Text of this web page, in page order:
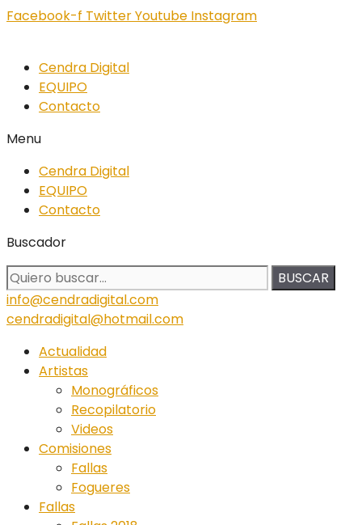
Facebook-f TwitterYoutube Instagram
Cendra Digital
EQUIPO
Contacto
Menu
Cendra Digital
EQUIPO
Contacto
Buscador
BUSCAR
info@cendradigital.com
cendradigital@hotmail.com
Actualidad
Artistas
Monográficos
Recopilatorio
Videos
Comisiones
Fallas
Fogueres
Fallas